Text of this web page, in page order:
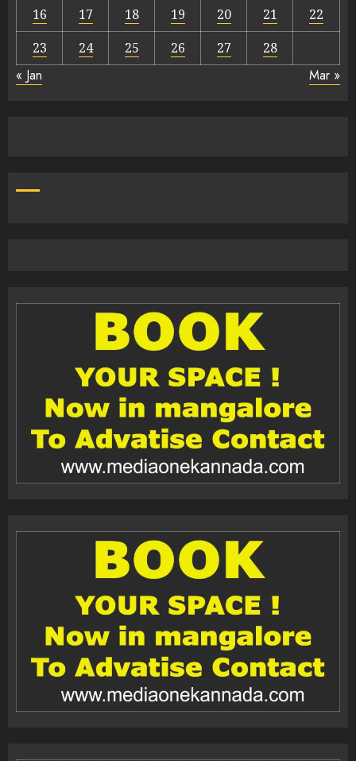
16
17 18 19 20 21
22
23
24 25 26 27 28
« Jan Mar »